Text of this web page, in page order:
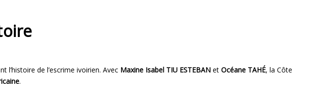
l’histoire de l’escrime ivoirien. Avec Maxine Isabel TIU ESTEBAN et Océane TAHÉ, la Côte
.